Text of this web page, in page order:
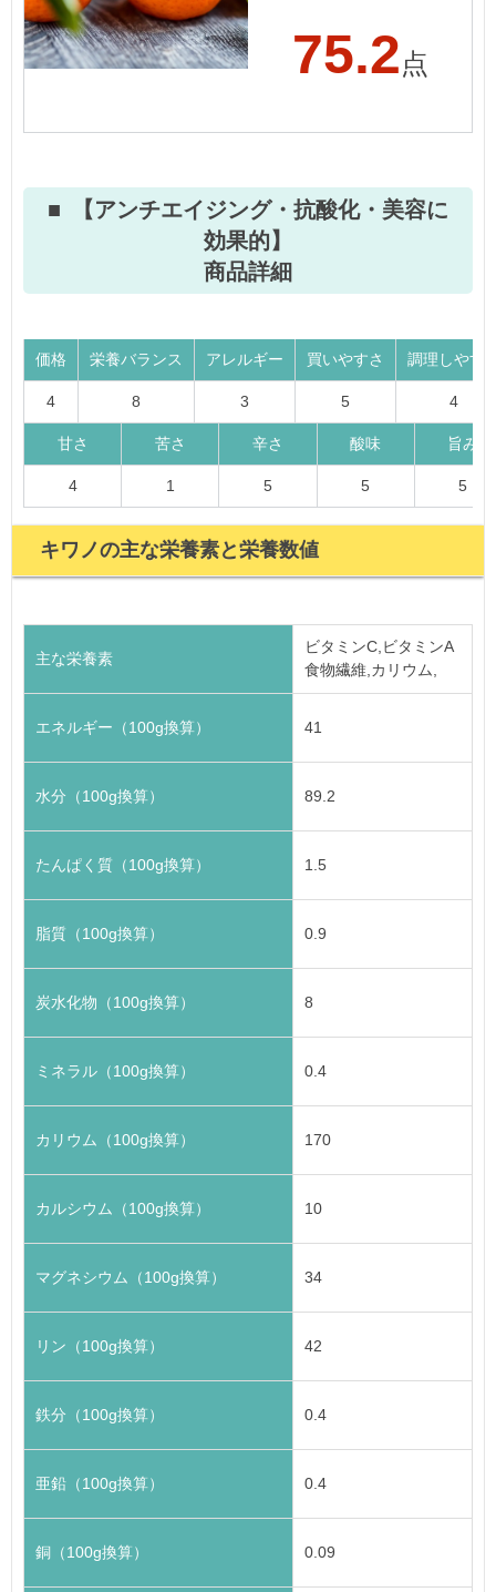
75.2 点
【アンチエイジング・抗酸化・美容に
効果的】
商品詳細
価格
4
栄養バランス
8
アレルギー
3
買いやすさ
5
調理しやす
4
甘さ
4
苦さ
1
辛さ
5
酸味
5
旨み
5
キワノの主な栄養素と栄養数値
主な栄養素
ビタミンC,ビタミンA
食物繊維,カリウム,
エネルギー（100g換算） 41
水分（100g換算） 89.2
たんぱく質（100g換算） 1.5
脂質（100g換算） 0.9
炭水化物（100g換算） 8
ミネラル（100g換算） 0.4
カリウム（100g換算） 170
カルシウム（100g換算） 10
マグネシウム（100g換算） 34
リン（100g換算） 42
鉄分（100g換算） 0.4
亜鉛（100g換算） 0.4
銅（100g換算） 0.09